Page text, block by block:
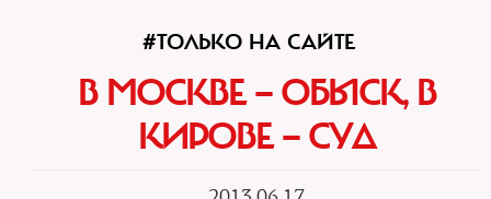
#ТОЛЬКО НА САЙТЕ
В МОСКВЕ — ОБЫСК, В
КИРОВЕ — СУД